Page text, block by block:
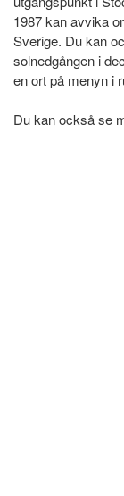
1987 kan avvika
Sverige. Du kan
solnedgången i
en ort på menyn i
Du kan också se